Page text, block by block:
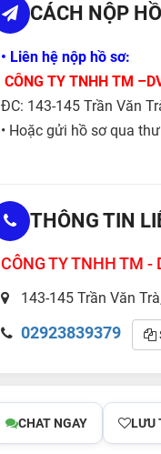
CÁCH NỘP
• Liên hệ nộp hồ sơ:
CÔNG TY TNHH TM
ĐC: 143-145 Trần Văn
• Hoặc gửi hồ sơ qua
THÔNG TIN
CÔNG TY TNHH TM
143-145 Trần Văn
02923839379
CHAT NGAY LƯU